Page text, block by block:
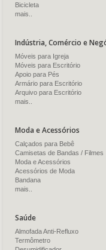
Bicicleta
mais..
Indústria, Comércio e
Móveis para Igreja
Móveis para Escritório
Apoio para Pés
Armário para Escritório
Arquivo para Escritório
mais..
Moda e Acessórios
Calçados para Bebê
Camisetas de Bandas / Filmes
Moda e Acessórios
Acessórios de Moda
Bandana
mais..
Saúde
Almofada Anti-Refluxo
Termômetro